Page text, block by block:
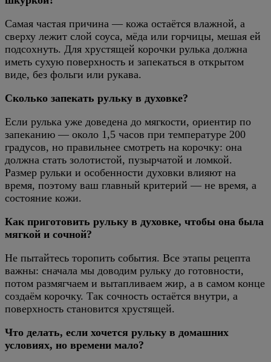
Самая частая причина — кожа остаётся влажной, а
сверху лежит слой соуса, мёда или горчицы, мешая ей
подсохнуть. Для хрустящей корочки рулька должна
иметь сухую поверхность и запекаться в открытом
виде, без фольги или рукава.
Сколько запекать рульку в духовке?
Если рулька уже доведена до мягкости, ориентир по
запеканию — около 1,5 часов при температуре 200
градусов, но правильнее смотреть на корочку: она
должна стать золотистой, пузырчатой и ломкой.
Размер рульки и особенности духовки влияют на
время, поэтому ваш главный критерий — не время, а
состояние кожи.
Как приготовить рульку в духовке, чтобы она была
мягкой и сочной?
Не пытайтесь торопить события. Все этапы рецепта
важны: сначала мы доводим рульку до готовности,
потом размягчаем и вытапливаем жир, а в самом конце
создаём корочку. Так сочность остаётся внутри, а
поверхность становится хрустящей.
Что делать, если хочется рульку в домашних
условиях, но времени мало?